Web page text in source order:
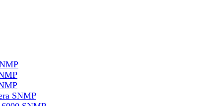
SNMP